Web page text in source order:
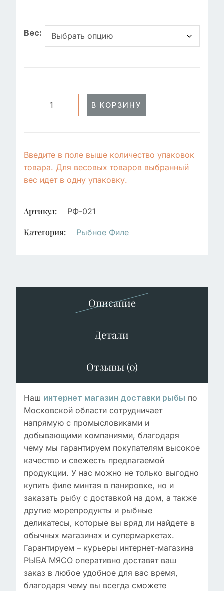
Вес:
В КОРЗИНУ
Введите в поле выше количество упаковок
товара. Для весовых товаров выбранный
вес идет в одну упаковку.
Артикул: РФ-021
Категория: Рыбное Филе
Описание
Детали
Отзывы (0)
Наш интернет магазин доставки рыбы по
Московской области сотрудничает
напрямую с промысловиками и
добывающими компаниями, благодаря
чему мы гарантируем покупателям высокое
качество и свежесть предлагаемой
продукции. У нас можно не только выгодно
купить филе минтая в панировке, но и
заказать рыбу с доставкой на дом, а также
другие морепродукты и рыбные
деликатесы, которые вы вряд ли найдете в
обычных магазинах и супермаркетах.
Гарантируем – курьеры интернет-магазина
РЫБА МЯСО оперативно доставят ваш
заказ в любое удобное для вас время,
благодаря чему вы всегда сможете